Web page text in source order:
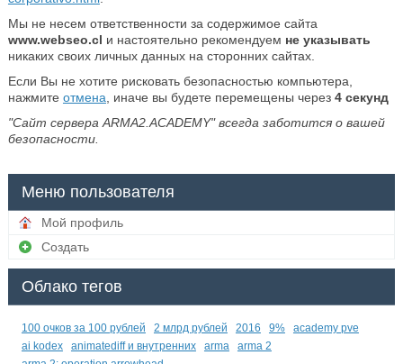
Мы не несем ответственности за содержимое сайта
www.webseo.cl и настоятельно рекомендуем не указывать
никаких своих личных данных на сторонних сайтах.
Если Вы не хотите рисковать безопасностью компьютера,
нажмите отмена , иначе вы будете перемещены через 4секунд
"Сайт сервера ARMA2.ACADEMY" всегда заботится о вашей
безопасности.
Меню пользователя
Мой профиль
Создать
Облако тегов
100 очков за 100 рублей 2 млрд рублей 2016 9%
academy pve
ai kodex
animatediff и внутренних arma
arma 2